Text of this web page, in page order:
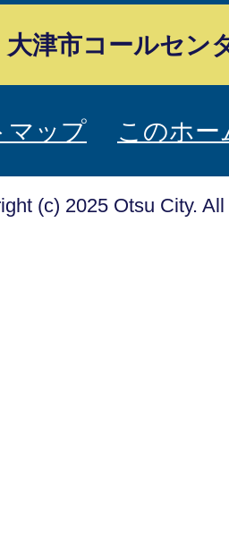
大津市コールセン
マップ このホ
(c) 2025 Otsu City.